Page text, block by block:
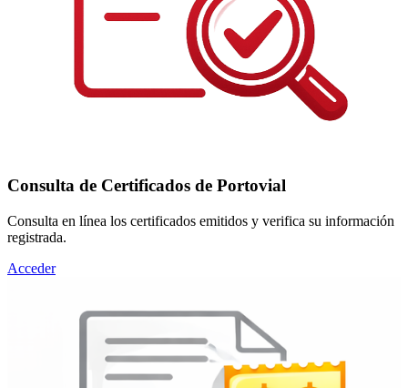
Consulta de Certificados de Portovial
Consulta en línea los certificados emitidos y verifica su información
registrada.
Acceder